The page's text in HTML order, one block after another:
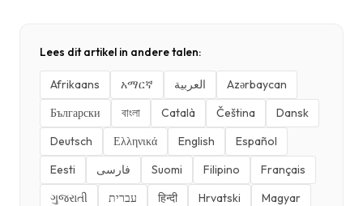
Lees dit artikel in andere talen:
Afrikaans አማርኛ العربية
Azərbaycan
Български
বাংলা Català Čeština
Dansk
Deutsch
Ελληνικά English
Español
Eesti
فارسی Suomi Filipino
Français
ગુજરાતી
עברית हिन्दी Hrvatski
Magyar